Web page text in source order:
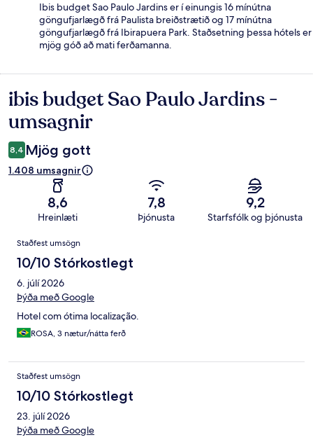
Ibis budget Sao Paulo Jardins er í einungis 16 mínútna
göngufjarlægð frá Paulista breiðstrætið og 17 mínútna
göngufjarlægð frá Ibirapuera Park. Staðsetning þessa hótels er
mjög góð að mati ferðamanna.
Umsagnir
ibis budget Sao Paulo Jardins -
umsagnir
8,4 Mjög gott
1.408 umsagnir
8,6
Hreinlæti
7,8
Þjónusta
9,2
Starfsfólk og þjónusta
Umsagnir
Staðfest umsögn
10/10 Stórkostlegt
6. júlí 2026
Þýða með Google
Hotel com ótima localização.
ROSA, 3 nætur/nátta ferð
Staðfest umsögn
10/10 Stórkostlegt
23. júlí 2026
Þýða með Google